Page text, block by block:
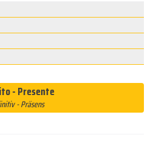
- Presente
- Präsens